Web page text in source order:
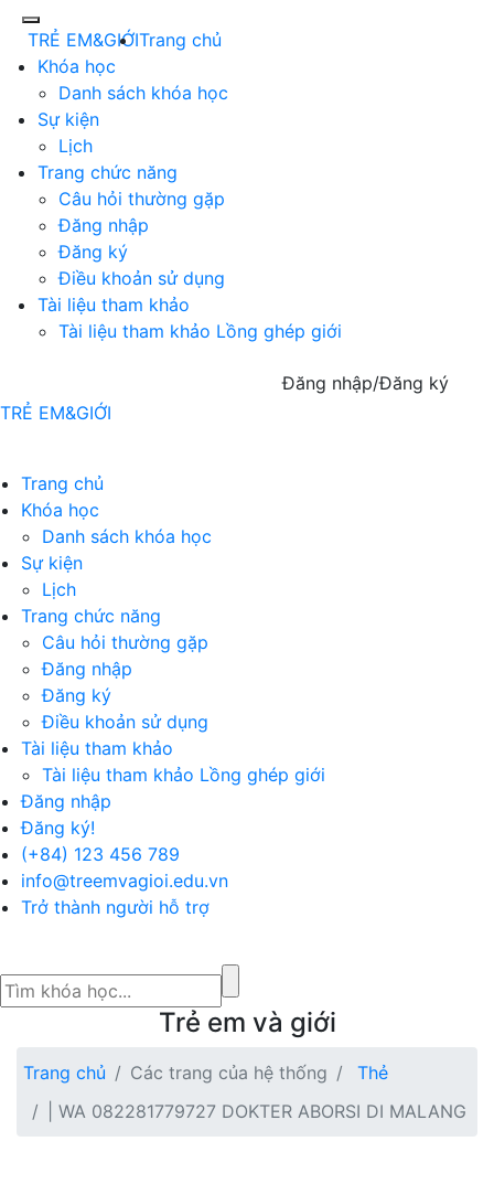
TRẺ EM&GIỚITrang chủ
Khóa học
Danh sách khóa học
Sự kiện
Lịch
Trang chức năng
Câu hỏi thường gặp
Đăng nhập
Đăng ký
Điều khoản sử dụng
Tài liệu tham khảo
Tài liệu tham khảo Lồng ghép giới
Đăng nhập/Đăng ký
TRẺ EM&GIỚI
Trang chủ
Khóa học
Danh sách khóa học
Sự kiện
Lịch
Trang chức năng
Câu hỏi thường gặp
Đăng nhập
Đăng ký
Điều khoản sử dụng
Tài liệu tham khảo
Tài liệu tham khảo Lồng ghép giới
Đăng nhập
Đăng ký!
(+84) 123 456 789
info@treemvagioi.edu.vn
Trở thành người hỗ trợ
Trẻ em và giới
Trang chủ Các trang của hệ thống
Thẻ
| WA 082281779727 DOKTER ABORSI DI MALANG